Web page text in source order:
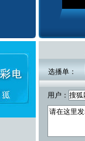
选播单：
用户：